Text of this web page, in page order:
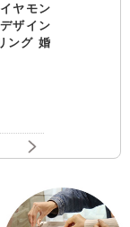
ヤモン
ザイン
ング 婚